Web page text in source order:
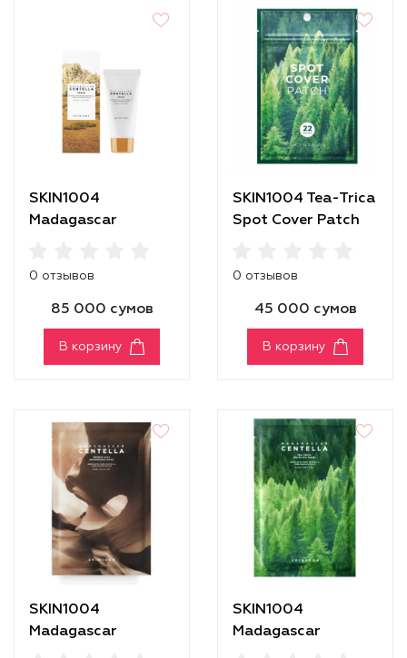
SKIN1004
Madagascar
0 отзывов
85 000 сумов
В корзину
SKIN1004 Tea-Trica
Spot Cover Patch
0 отзывов
45 000 сумов
В корзину
SKIN1004
Madagascar
SKIN1004
Madagascar